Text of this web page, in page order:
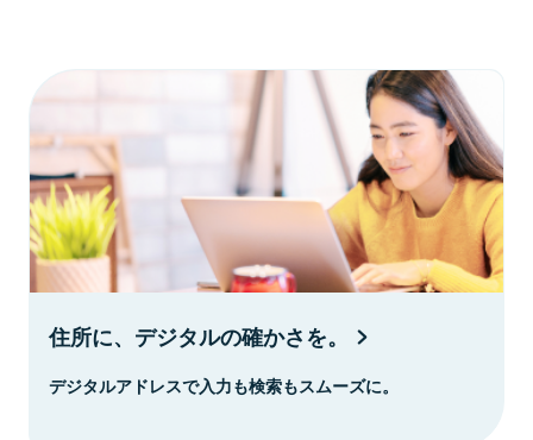
住所に、デジタルの確かさを。
デジタルアドレスで入力も検索もスムーズに。